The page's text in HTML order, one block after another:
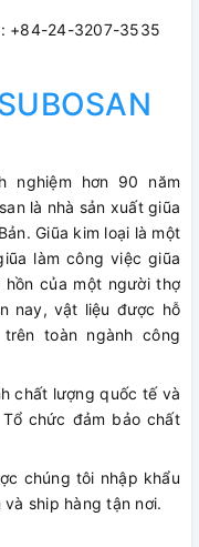
+84-24-3207-3535
nghiệm hơn 90 năm
là nhà sản xuất giũa
Giũa kim loại là một
làm công việc giũa
của một người thợ
nay, vật liệu được hỗ
toàn ngành công
chất lượng quốc tế và
chức đảm bảo chất
chúng tôi nhập khẩu
ship hàng tận nơi.